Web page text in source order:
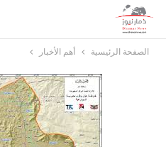
الصفحة الرئيسية أهم الأخبار